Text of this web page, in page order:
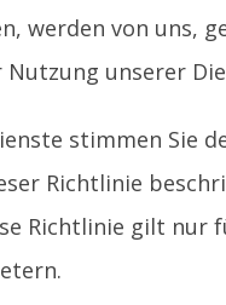
werden von uns,
unserer
stimmen Sie
Richtlinie
Richtlinie gilt nur